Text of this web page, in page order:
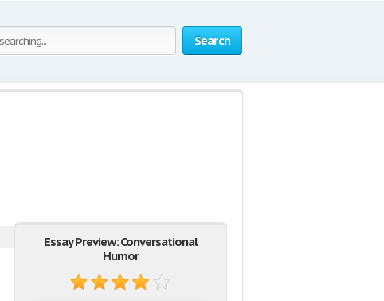
Search
Essay Preview: Conversational
Humor